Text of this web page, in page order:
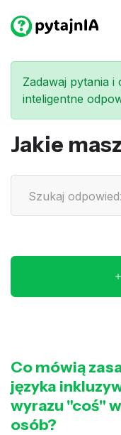
Zadawaj pytania
inteligentne
Jakie masz
Co mówią
języka
wyrazu "coś"
osób?